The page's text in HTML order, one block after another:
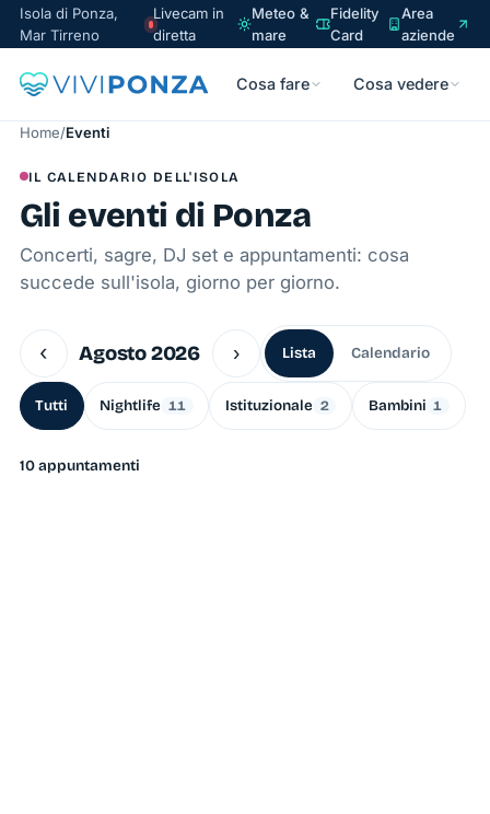
Isola di Ponza,
Mar Tirreno
Livecam in
diretta
Meteo &
mare
Fidelity
Card
Area
aziende
Cosa fare Cosa vedere
Home/Eventi
IL CALENDARIO DELL'ISOLA
Gli eventi di Ponza
Concerti, sagre, DJ set e appuntamenti: cosa
succede sull'isola, giorno per giorno.
‹ Agosto 2026 › Lista Calendario
Tutti Nightlife 11 Istituzionale 2 Bambini 1
10 appuntamenti